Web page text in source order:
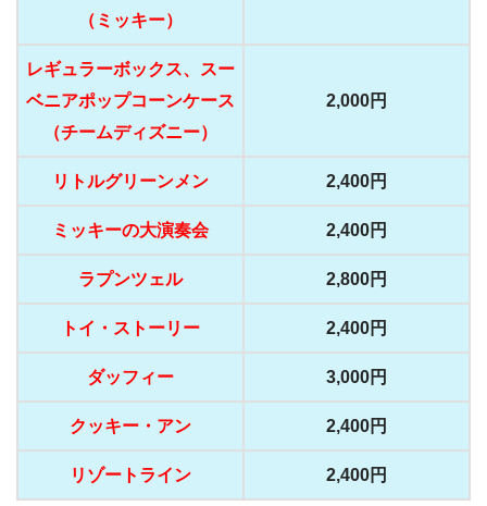
（ミッキー）
レギュラーボックス、スー
ベニアポップコーンケース
（チームディズニー）
2,000円
リトルグリーンメン 2,400円
ミッキーの大演奏会 2,400円
ラプンツェル 2,800円
トイ・ストーリー 2,400円
ダッフィー 3,000円
クッキー・アン 2,400円
リゾートライン 2,400円